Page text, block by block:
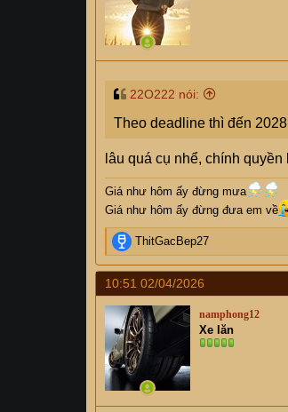
n
s
:
22O222 nói:
Theo deadline thì đến
lâu quá cụ nhể, chính
Giá như hôm ấy đừng mưa
Giá như hôm ấy đừng đưa em về
R
e
a
c
t
i
o
n
s
ThitGacBep27
10:51 02/04/2026
namphong12
Xe lăn